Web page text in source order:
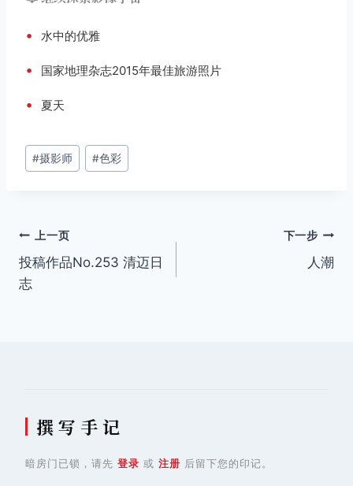
• 水中的优雅
• 国家地理杂志2015年最佳旅游照片
• 夏天
文
章
#摄影师 #色彩
文
章
上一页
投稿作品No.253 清迈日
志
下一步
人潮
撰 写 手 记
暗房门已锁，请先 登录 或 注册 后留下您的印记。